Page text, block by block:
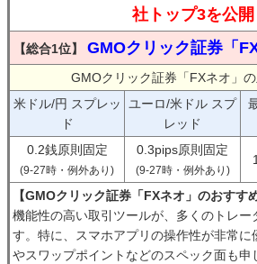
社トップ3を公開
【総合1位】 GMOクリック証券「FX
GMOクリック証券「FXネオ」
米ドル/円 スプレッ
ド
ユーロ/米ドル スプ
レッド
0.2銭原則固定
(9-27時・例外あり)
0.3pips原則固定
(9-27時・例外あり)
【GMOクリック証券「FXネオ」のおすす
機能性の高い取引ツールが、多くのトレー
す。特に、スマホアプリの操作性が非常に
やスワップポイントなどのスペック面も申